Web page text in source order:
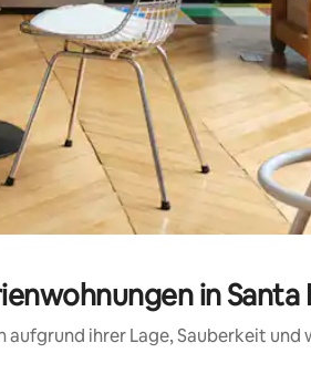
in Santa
aufgrund ihrer Lage, Sauberkeit